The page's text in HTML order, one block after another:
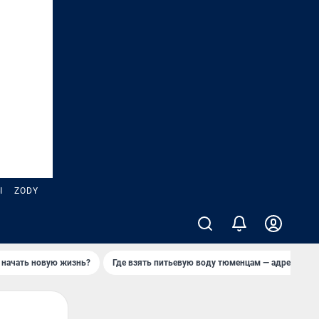
ZODY
начать новую жизнь? Где взять питьевую воду тюменцам — адреса